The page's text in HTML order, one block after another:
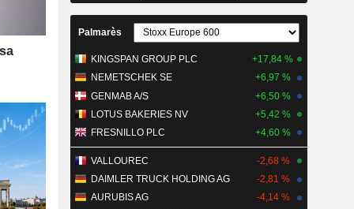
Palmarès
KINGSPAN GROUP PLC
+17,84 %
NEMETSCHEK SE
+6,97 %
GENMAB A/S
+6,50 %
LOTUS BAKERIES NV
+5,42 %
FRESNILLO PLC
+4,60 %
VALLOUREC
-2,68 %
DAIMLER TRUCK HOLDING AG
-2,81 %
AURUBIS AG
-4,14 %